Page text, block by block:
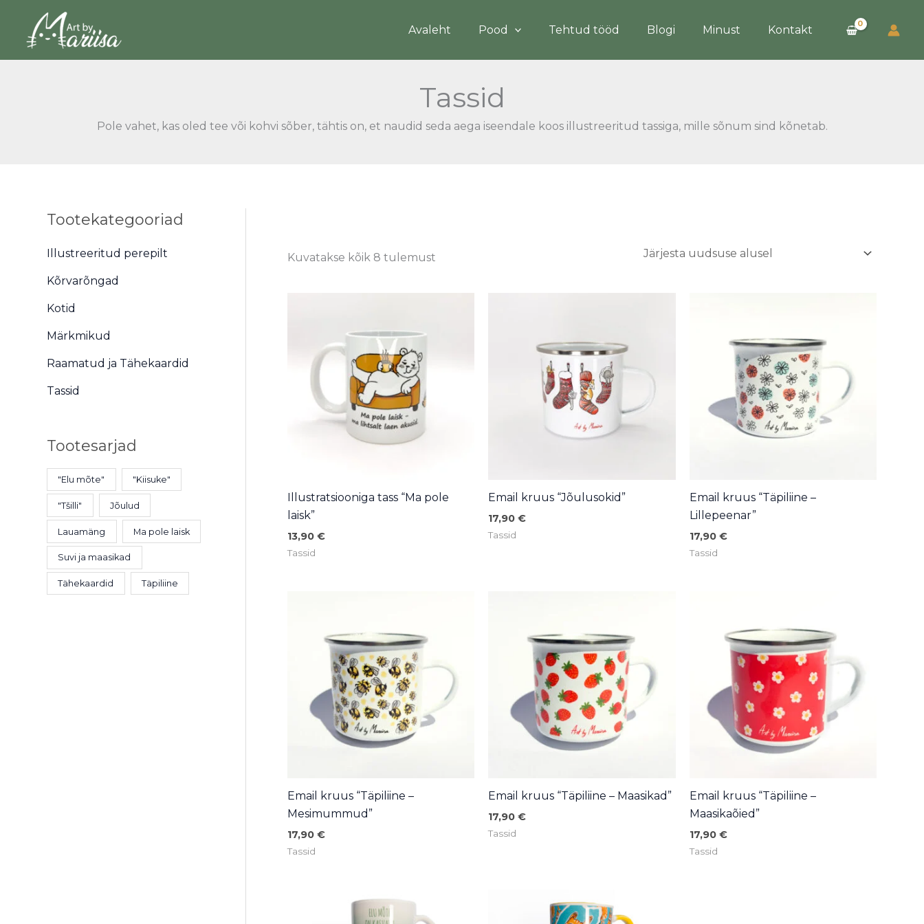
content
Avaleht Pood Tehtud tööd Blogi Minust Kontakt
Tassid
Pole vahet, kas oled tee või kohvi sõber, tähtis on, et naudid seda aega iseendale koos illustreeritud tassiga, mille sõnum sind kõnetab.
Tootekategooriad
Illustreeritud perepilt
Kõrvarõngad
Kotid
Märkmikud
Raamatud ja Tähekaardid
Tassid
Tootesarjad
"Elu mõte" "Kiisuke"
"Tšilli" Jõulud
Lauamäng Ma pole laisk
Suvi ja maasikad
Tähekaardid Täpiliine
Kuvatakse kõik 8 tulemust
latest
Illustratsiooniga tass “Ma pole
laisk”
13,90 €
Tassid
Email kruus “Jõulusokid”
17,90€
Tassid
Email kruus “Täpiliine –
Lillepeenar”
17,90 €
Tassid
Email kruus “Täpiliine –
Mesimummud”
17,90 €
Tassid
Email kruus “Täpiliine – Maasikad”
17,90€
Tassid
Email kruus “Täpiliine –
Maasikaõied”
17,90 €
Tassid